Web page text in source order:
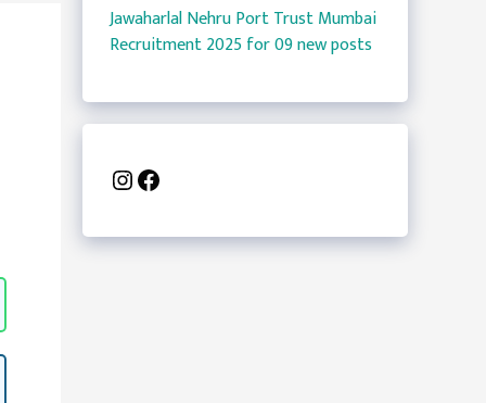
Jawaharlal Nehru Port Trust Mumbai
Recruitment 2025 for 09 new posts
Instagram
Facebook